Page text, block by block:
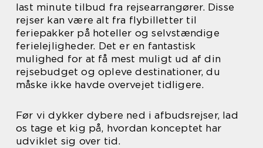
last minute tilbud fra rejsearrangører. Disse
rejser kan være alt fra flybilletter til
feriepakker på hoteller og selvstændige
ferielejligheder. Det er en fantastisk
mulighed for at få mest muligt ud af din
rejsebudget og opleve destinationer, du
måske ikke havde overvejet tidligere.
Før vi dykker dybere ned i afbudsrejser, lad
os tage et kig på, hvordan konceptet har
udviklet sig over tid.